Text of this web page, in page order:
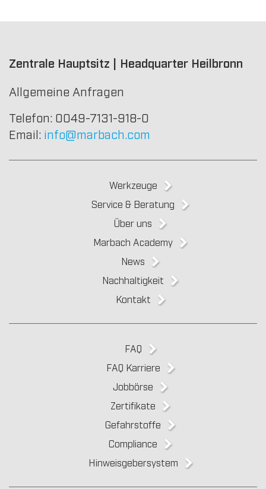
Zentrale Hauptsitz | Headquarter Heilbronn
Allgemeine Anfragen
Telefon: 0049-7131-918-0
Email: info@marbach.com
Werkzeuge
Service & Beratung
Über uns
Marbach Academy
News
Nachhaltigkeit
Kontakt
FAQ
FAQ Karriere
Jobbörse
Zertifikate
Gefahrstoffe
Compliance
Hinweisgebersystem